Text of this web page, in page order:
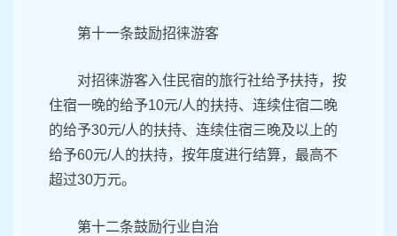
第十一条鼓励招徕游客
对招徕游客入住民宿的旅行社给予扶持，按
住宿一晚的给予10元/人的扶持、连续住宿二晚
的给予30元/人的扶持、连续住宿三晚及以上的
给予60元/人的扶持，按年度进行结算，最高不
超过30万元。
第十二条鼓励行业自治